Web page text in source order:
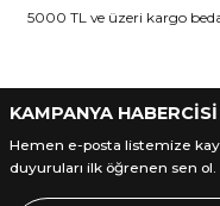
5000 TL ve üzeri kargo
KAMPANYA HABERCİSİ
Hemen e-posta listemize
duyuruları ilk öğrenen sen ol.